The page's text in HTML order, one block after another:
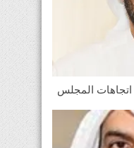
المجلس